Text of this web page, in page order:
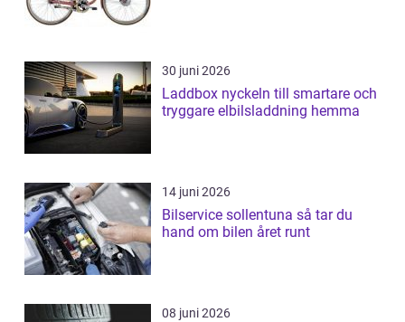
30 juni 2026
Laddbox nyckeln till smartare och
tryggare elbilsladdning hemma
14 juni 2026
Bilservice sollentuna så tar du
hand om bilen året runt
08 juni 2026